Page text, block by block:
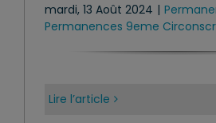
mardi, 13 Août 2024 |
Permanences 9eme
Lire l’article